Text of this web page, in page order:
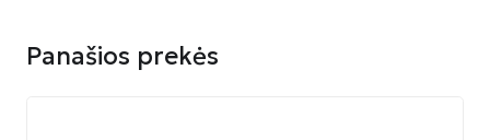
Panašios prekės